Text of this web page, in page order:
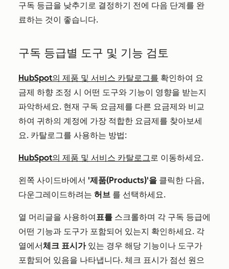
구독 등급을 낮추기로 결정하기 전에 다음 단계를 완
료하는 것이 좋습니다.
구독 등급별 도구 및 기능 검토
HubSpot의 제품 및 서비스 카탈로그를 확인하여 요
금제 하향 조정 시 어떤 도구와 기능이 영향을 받는지
파악하세요. 현재 구독 요금제를 다른 요금제와 비교
하여 귀하의 계정에 가장 적합한 요금제를 찾아보세
요. 카탈로그를 사용하는 방법:
HubSpot의 제품 및 서비스 카탈로그로 이동하세요.
왼쪽 사이드바에서 '제품(Products)'을 클릭한 다음,
다운그레이드하려는 허브 를 선택하세요.
열 머리글을 사용하여표를 스크롤하며 각 구독 등급에
어떤 기능과 도구가 포함되어 있는지 확인하세요. 각
열에서체크 표시가있는 경우 해당 기능이나 도구가
포함되어 있음을 나타냅니다. 체크 표시가 점선 원으